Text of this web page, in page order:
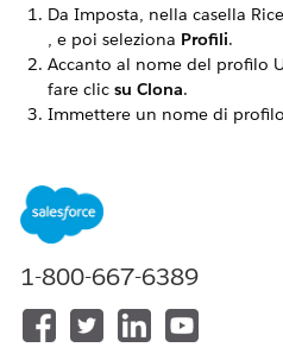
Da Imposta, nella casella
, e poi seleziona Profili.
Accanto al nome del profilo
fare clic su Clona.
Immettere un nome di
QUESTO ARTICOLO HA
Facci sapere, così
1-800-667-6389